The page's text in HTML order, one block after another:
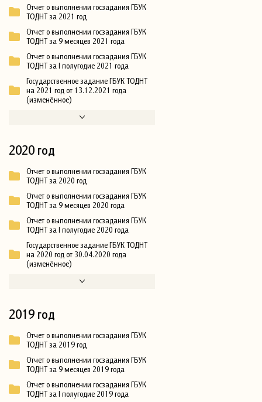
Отчет о выполнении госзадания ГБУК
ТОДНТ за 2021 год
Отчет о выполнении госзадания ГБУК
ТОДНТ за 9 месяцев 2021 года
Отчет о выполнении госзадания ГБУК
ТОДНТ за I полугодие 2021 года
Государственное задание ГБУК ТОДНТ
на 2021 год от 13.12.2021 года
(изменённое)
2020 год
Отчет о выполнении госзадания ГБУК
ТОДНТ за 2020 год
Отчет о выполнении госзадания ГБУК
ТОДНТ за 9 месяцев 2020 года
Отчет о выполнении госзадания ГБУК
ТОДНТ за I полугодие 2020 года
Государственное задание ГБУК ТОДНТ
на 2020 год от 30.04.2020 года
(изменённое)
2019 год
Отчет о выполнении госзадания ГБУК
ТОДНТ за 2019 год
Отчет о выполнении госзадания ГБУК
ТОДНТ за 9 месяцев 2019 года
Отчет о выполнении госзадания ГБУК
ТОДНТ за I полугодие 2019 года